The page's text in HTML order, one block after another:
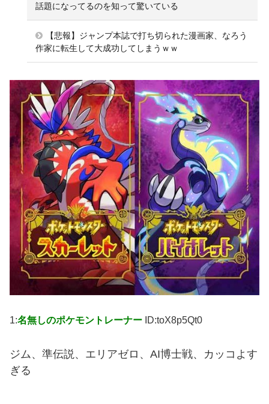
話題になってるのを知って驚いている
【悲報】ジャンプ本誌で打ち切られた漫画家、なろう
作家に転生して大成功してしまうｗｗ
1:名無しのポケモントレーナー ID:toX8p5Qt0
ジム、準伝説、エリアゼロ、AI博士戦、カッコよす
ぎる